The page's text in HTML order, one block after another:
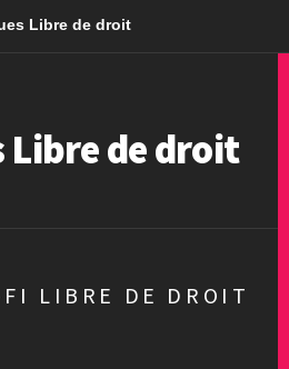
Libre de droit
Libre de droit
LIBRE DE DROIT